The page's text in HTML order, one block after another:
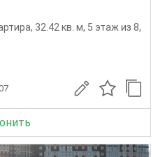
32.42 кв. м, 5 этаж из 8,